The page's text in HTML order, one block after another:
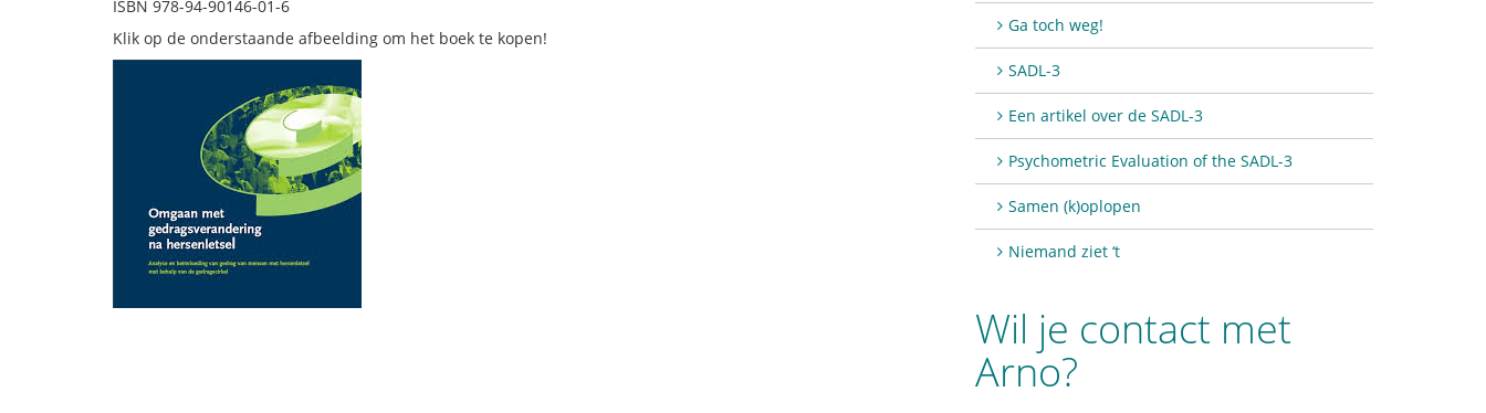
ISBN 978-94-90146-01-6
Klik op de onderstaande afbeelding om het boek te kopen!
Ga toch weg!
SADL-3
Een artikel over de SADL-3
Psychometric Evaluation of the SADL-3
Samen (k)oplopen
Niemand ziet ‘t
Wil je contact met
Arno?